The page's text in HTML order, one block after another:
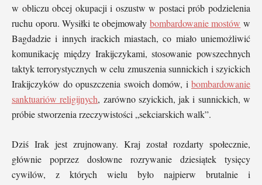
w obliczu obcej okupacji i oszustw w postaci prób podzielenia
ruchu oporu. Wysiłki te obejmowały bombardowanie mostów w
Bagdadzie i innych irackich miastach, co miało uniemożliwić
komunikację między Irakijczykami, stosowanie powszechnych
taktyk terrorystycznych w celu zmuszenia sunnickich i szyickich
Irakijczyków do opuszczenia swoich domów, i bombardowanie
sanktuariów religijnych, zarówno szyickich, jak i sunnickich, w
próbie stworzenia rzeczywistości „sekciarskich walk”.
Dziś Irak jest zrujnowany. Kraj został rozdarty społecznie,
głównie poprzez dosłowne rozrywanie dziesiątek tysięcy
cywilów, z których wielu było najpierw brutalnie i